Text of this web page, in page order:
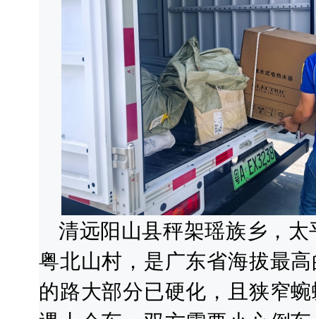
清远阳山县秤架瑶族乡，
粤北山村，是广东省海拔最
的路大部分已硬化，且狭窄